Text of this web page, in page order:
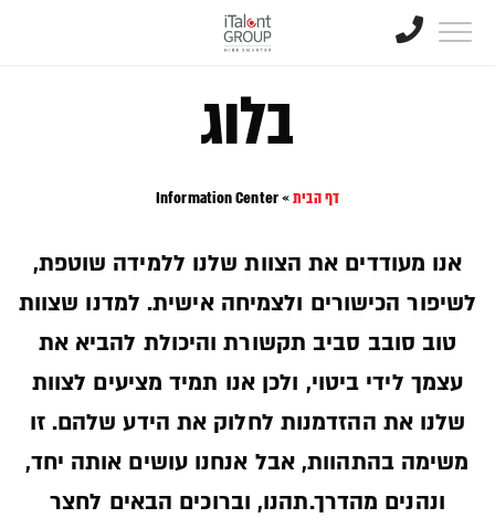
בלוג
דף הבית»
Information Center
אנו מעודדים את הצוות שלנו ללמידה שוטפת,
לשיפור הכישורים ולצמיחה אישית. למדנו שצוות
טוב סובב סביב תקשורת והיכולת להביא את
עצמך לידי ביטוי, ולכן אנו תמיד מציעים לצוות
שלנו את ההזדמנות לחלוק את הידע שלהם. זו
משימה בהתהוות, אבל אנחנו עושים אותה יחד,
ונהנים מהדרך.תהנו, וברוכים הבאים לחצר